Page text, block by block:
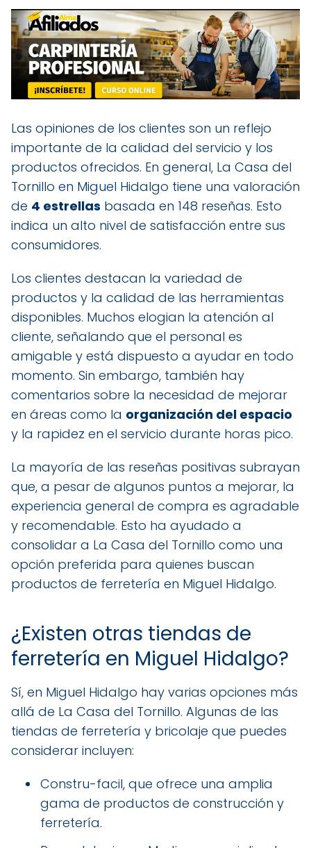
Las opiniones de los clientes son un reflejo
importante de la calidad del servicio y los
productos ofrecidos. En general, La Casa del
Tornillo en Miguel Hidalgo tiene una valoración
de 4 estrellas basada en 148 reseñas. Esto
indica un alto nivel de satisfacción entre sus
consumidores.
Los clientes destacan la variedad de
productos y la calidad de las herramientas
disponibles. Muchos elogian la atención al
cliente, señalando que el personal es
amigable y está dispuesto a ayudar en todo
momento. Sin embargo, también hay
comentarios sobre la necesidad de mejorar
en áreas como la organización del espacio
y la rapidez en el servicio durante horas pico.
La mayoría de las reseñas positivas subrayan
que, a pesar de algunos puntos a mejorar, la
experiencia general de compra es agradable
y recomendable. Esto ha ayudado a
consolidar a La Casa del Tornillo como una
opción preferida para quienes buscan
productos de ferretería en Miguel Hidalgo.
¿Existen otras tiendas de
ferretería en Miguel Hidalgo?
Sí, en Miguel Hidalgo hay varias opciones más
allá de La Casa del Tornillo. Algunas de las
tiendas de ferretería y bricolaje que puedes
considerar incluyen:
Constru-facil, que ofrece una amplia
gama de productos de construcción y
ferretería.